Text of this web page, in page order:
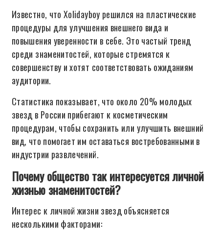
Известно, что Xolidayboy решился на пластические
процедуры для улучшения внешнего вида и
повышения уверенности в себе. Это частый тренд
среди знаменитостей, которые стремятся к
совершенству и хотят соответствовать ожиданиям
аудитории.
Статистика показывает, что около 20% молодых
звезд в России прибегают к косметическим
процедурам, чтобы сохранить или улучшить внешний
вид, что помогает им оставаться востребованными в
индустрии развлечений.
Почему общество так интересуется личной
жизнью знаменитостей?
Интерес к личной жизни звезд объясняется
несколькими факторами: